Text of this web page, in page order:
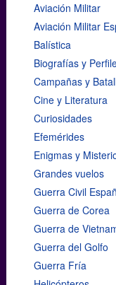
Aviación Militar
Aviación Militar
Balística
Biografías y
Campañas y
Cine y Literatura
Curiosidades
Efemérides
Enigmas y
Grandes vuelos
Guerra Civil
Guerra de Corea
Guerra de
Guerra del Golfo
Guerra Fría